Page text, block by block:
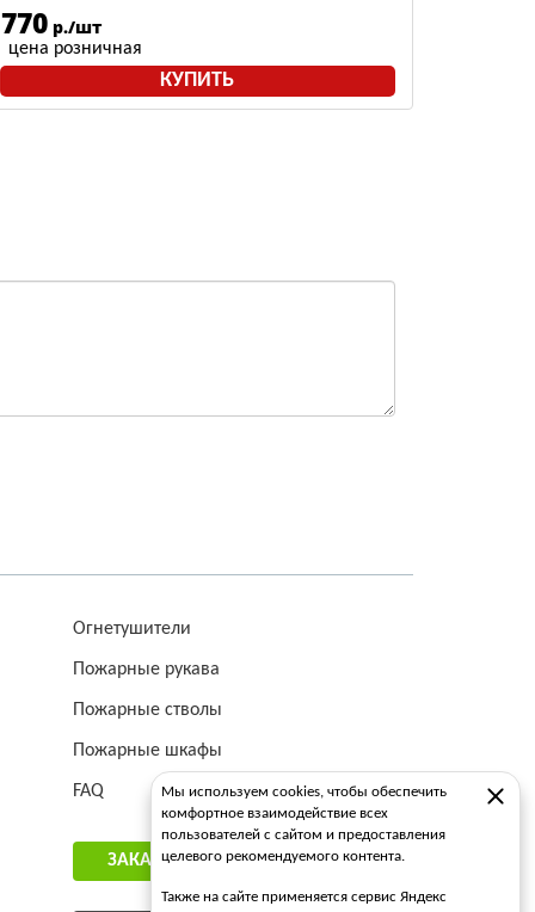
770 р./шт
цена розничная
КУПИТЬ
Огнетушители
Пожарные рукава
Пожарные стволы
Пожарные шкафы
FAQ
ЗАКАЗАТЬ ЗВОНОК
Мы используем cookies, чтобы обеспечить
комфортное взаимодействие всех
пользователей с сайтом и предоставления
целевого рекомендуемого контента.
Также на сайте применяется сервис Яндекс